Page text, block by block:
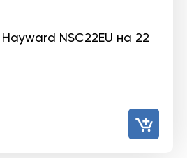
NSC22EU на 22